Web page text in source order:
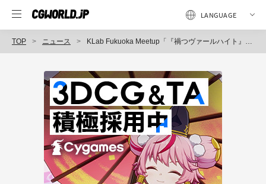
TOP ニュース KLab Fukuoka Meetup「『禍つヴァールハイト』の裏側お話します」6月5日開催（KLab 福岡 Meetup）